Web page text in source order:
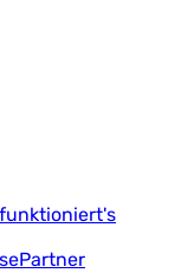
Partner